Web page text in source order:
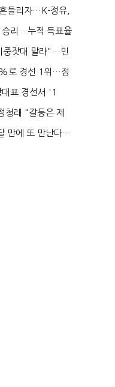
들리자…K-정유,
승리…누적 득표율
중잣대 말라"…민
로 경선 1위…정
대표 경선서 '1
래 "갈등은 제
만에 또 만난다…